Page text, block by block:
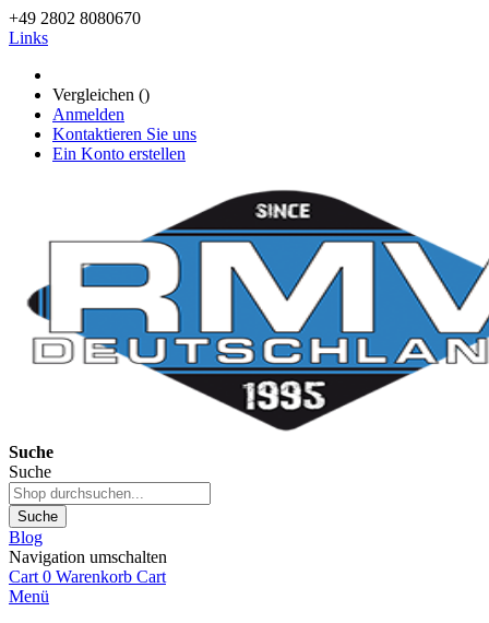
+49 2802 8080670
Links
Vergleichen ()
Anmelden
Kontaktieren Sie uns
Ein Konto erstellen
Suche
Suche
Suche
Blog
Navigation umschalten
Cart 0 Warenkorb Cart
Menü